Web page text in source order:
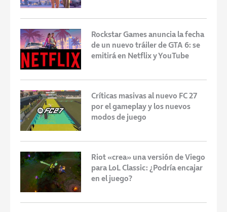
Rockstar Games anuncia la fecha
de un nuevo tráiler de GTA 6: se
emitirá en Netflix y YouTube
Críticas masivas al nuevo FC 27
por el gameplay y los nuevos
modos de juego
Riot «crea» una versión de Viego
para LoL Classic: ¿Podría encajar
en el juego?